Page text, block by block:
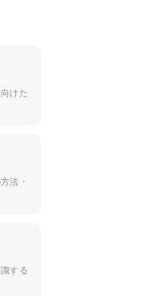
けた
法・
する